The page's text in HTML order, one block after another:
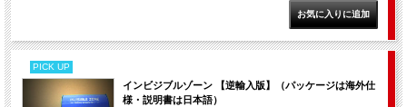
PICK UP
インビジブルゾーン 【逆輸入版】（パッケージは海外仕
様・説明書は日本語）